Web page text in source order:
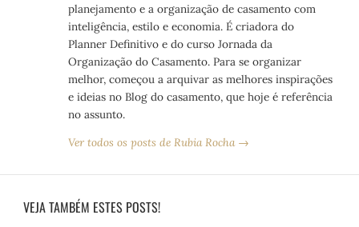
planejamento e a organização de casamento com
inteligência, estilo e economia. É criadora do
Planner Definitivo e do curso Jornada da
Organização do Casamento. Para se organizar
melhor, começou a arquivar as melhores inspirações
e ideias no Blog do casamento, que hoje é referência
no assunto.
Ver todos os posts de Rubia Rocha →
VEJA TAMBÉM ESTES POSTS!